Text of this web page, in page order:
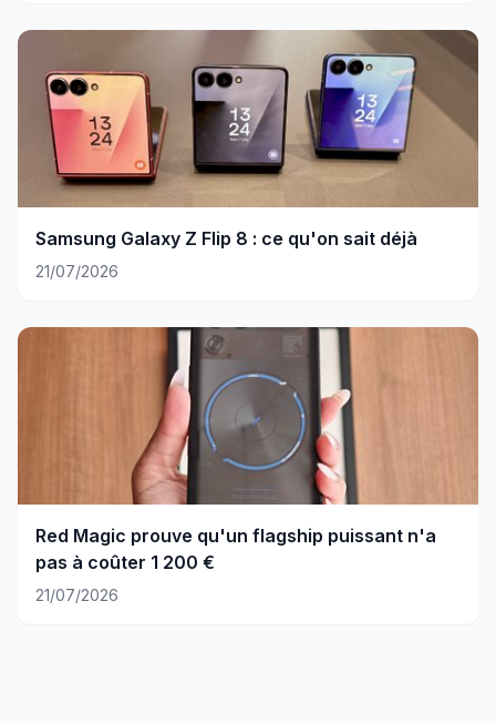
Samsung Galaxy Z Flip 8 : ce qu'on sait déjà
21/07/2026
Red Magic prouve qu'un flagship puissant n'a
pas à coûter 1 200 €
21/07/2026